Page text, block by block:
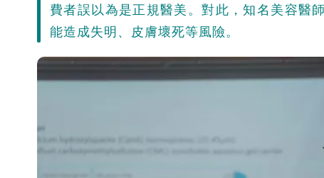
費者誤以為是正規醫美。對此，知名美容醫
能造成失明、皮膚壞死等風險。